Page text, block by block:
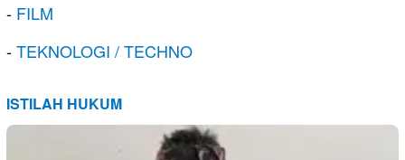
- FILM
-TEKNOLOGI / TECHNO
ISTILAH HUKUM